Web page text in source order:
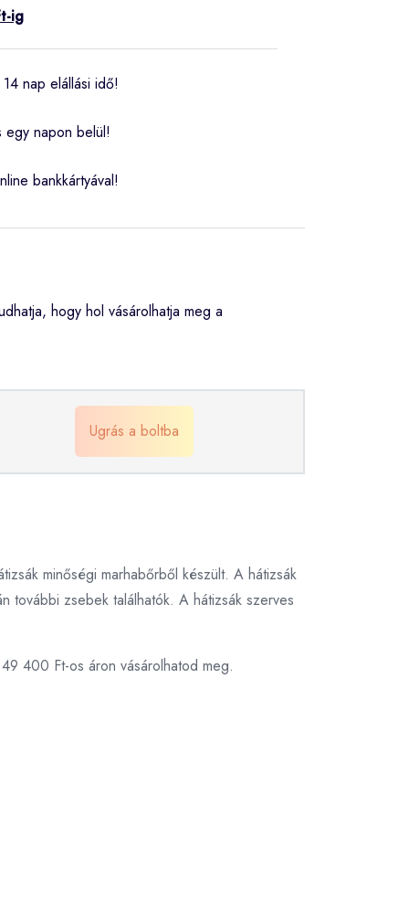
ig
nap elállási idő!
egy napon belül!
bankkártyával!
hogy hol vásárolhatja meg a
Ugrás a boltba
minőségi marhabőrből készült. A hátizsák
további zsebek találhatók. A hátizsák szerves
400 Ft-os áron vásárolhatod meg.